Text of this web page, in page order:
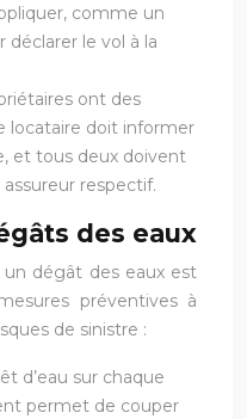
comme un
déclarer le vol à la
ont des
locataire doit informer
et tous deux doivent
respectif.
des eaux
dégât des eaux est
préventives à
de sinistre :
d’eau sur chaque
permet de couper